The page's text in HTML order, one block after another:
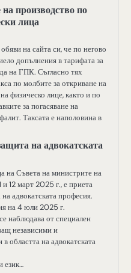
производство по
лица
на сайта си, че по негово
допълнения в тарифата за
на ГПК. Съгласно тях
по молбите за откриване на
физическо лице, както и по
за погасяване на
Таксата е наполовина в
на адвокатската
Съвета на министрите на
и 12 март 2025 г., е приета
адвокатската професия.
на 4 юли 2025 г.
наблюдава от специален
независими и
областта на адвокатската
език…